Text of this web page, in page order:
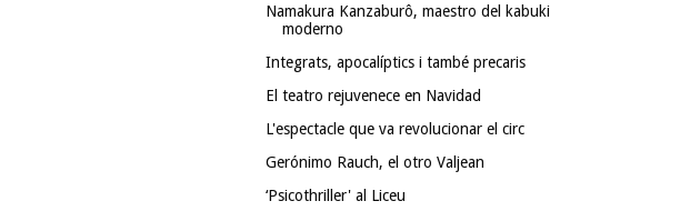
Namakura Kanzaburô, maestro del kabuki
moderno
Integrats, apocalíptics i també precaris
El teatro rejuvenece en Navidad
L'espectacle que va revolucionar el circ
Gerónimo Rauch, el otro Valjean
‘Psicothriller' al Liceu